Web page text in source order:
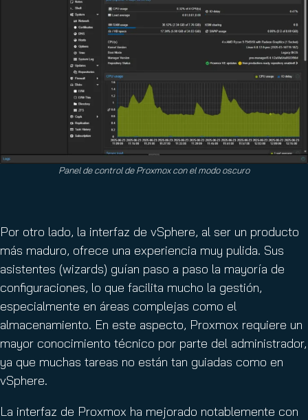
Panel de control de Proxmox con el modo oscuro
Por otro lado, la interfaz de vSphere, al ser un producto
más maduro, ofrece una experiencia muy pulida. Sus
asistentes (wizards) guían paso a paso la mayoría de
configuraciones, lo que facilita mucho la gestión,
especialmente en áreas complejas como el
almacenamiento. En este aspecto, Proxmox requiere un
mayor conocimiento técnico por parte del administrador,
ya que muchas tareas no están tan guiadas como en
vSphere.
La interfaz de Proxmox ha mejorado notablemente con